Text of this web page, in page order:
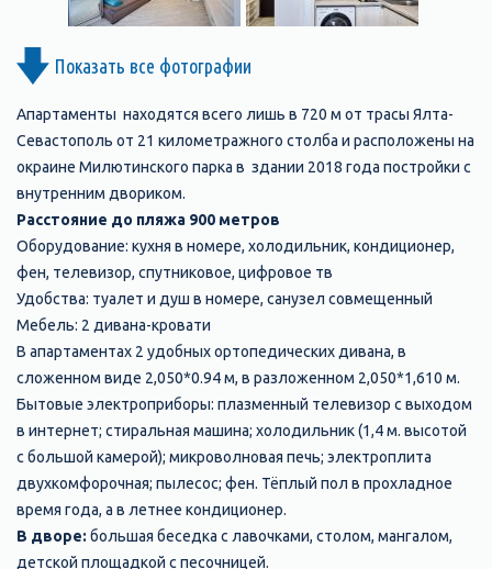
Показать все фотографии
Апартаменты находятся всего лишь в 720 м от трасы Ялта-
Севастополь от 21 километражного столба и расположены на
окраине Милютинского парка в здании 2018 года постройки с
внутренним двориком.
Расстояние до пляжа 900 метров
Оборудование: кухня в номере, холодильник, кондиционер,
фен, телевизор, спутниковое, цифровое тв
Удобства: туалет и душ в номере, санузел совмещенный
Мебель: 2 дивана-кровати
В апартаментах 2 удобных ортопедических дивана, в
сложенном виде 2,050*0.94 м, в разложенном 2,050*1,610 м.
Бытовые электроприборы: плазменный телевизор с выходом
в интернет; стиральная машина; холодильник (1,4 м. высотой
с большой камерой); микроволновая печь; электроплита
двухкомфорочная; пылесос; фен. Тёплый пол в прохладное
время года, а в летнее кондиционер.
В дворе: большая беседка с лавочками, столом, мангалом,
детской площадкой с песочницей.